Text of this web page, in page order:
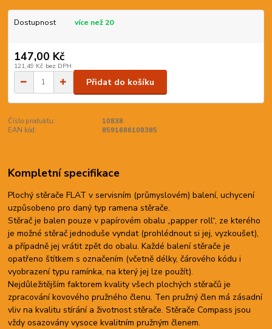
Dostupnost více než 20
147,00 Kč
121,49 Kč bez DPH
Přidat do košíku
Číslo produktu:
10838
EAN kód:
8591686108385
Kompletní specifikace
Plochý stěrače FLAT v servisním (průmyslovém) balení, uchycení
uzpůsobeno pro daný typ ramena stěrače.
Stěrač je balen pouze v papírovém obalu „papper roll“, ze kterého
je možné stěrač jednoduše vyndat (prohlédnout si jej, vyzkoušet),
a případně jej vrátit zpět do obalu. Každé balení stěrače je
opatřeno štítkem s označením (včetně délky, čárového kódu i
vyobrazení typu ramínka, na který jej lze použít).
Nejdůležitějším faktorem kvality všech plochých stěračů je
zpracování kovového pružného členu. Ten pružný člen má zásadní
vliv na kvalitu stírání a životnost stěrače. Stěrače Compass jsou
vždy osazovány vysoce kvalitním pružným členem.